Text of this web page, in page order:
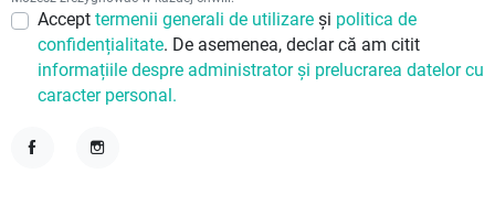
Accept termenii generali de utilizare și politica de
confidențialitate. De asemenea, declar că am citit
informațiile despre administrator și prelucrarea datelor cu
caracter personal.